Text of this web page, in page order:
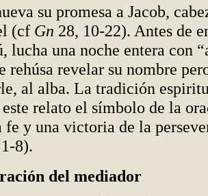
su promesa a Jacob,
(cf Gn 28, 10-22). Antes de
lucha una noche entera con
rehúsa revelar su nombre
al alba. La tradición
relato el símbolo de la
fe y una victoria de la
8).
del mediador